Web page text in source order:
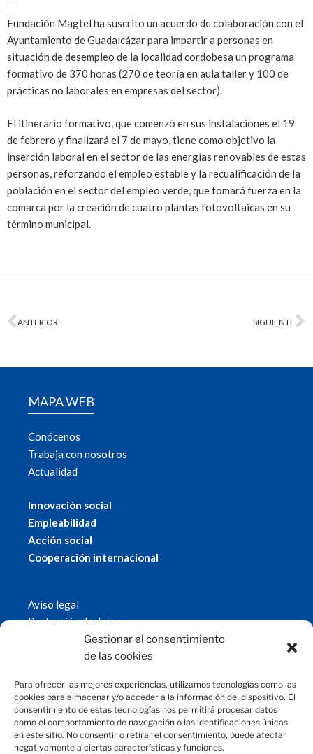
Gestionar el consentimiento
de las cookies
Para ofrecer las mejores experiencias, utilizamos tecnologías como las
cookies para almacenar y/o acceder a la información del dispositivo. El
consentimiento de estas tecnologías nos permitirá procesar datos
como el comportamiento de navegación o las identificaciones únicas
en este sitio. No consentir o retirar el consentimiento, puede afectar
negativamente a ciertas características y funciones.
Fundación Magtel ha suscrito un acuerdo de colaboración con el
Ayuntamiento de Guadalcázar para impartir a personas en
situación de desempleo de la localidad cordobesa un programa
formativo de 370 horas (270 de teoría en aula taller y 100 de
prácticas no laborales en empresas del sector).
El itinerario formativo, que comenzó en sus instalaciones el 19
de febrero y finalizará el 7 de mayo, tiene como objetivo la
inserción laboral en el sector de las energías renovables de estas
personas, reforzando el empleo estable y la recualificación de la
población en el sector del empleo verde, que tomará fuerza en la
comarca por la creación de cuatro plantas fotovoltaicas en su
término municipal.
ANTERIOR SIGUIENTE
MAPA WEB
Conócenos
Trabaja con nosotros
Actualidad
Innovación social
Empleabilidad
Acción social
Cooperación internacional
Aviso legal
Protección de datos
Política de cookies
© 2019 Fundación Magtel.
CONTACTO
fundacion@magtel.es